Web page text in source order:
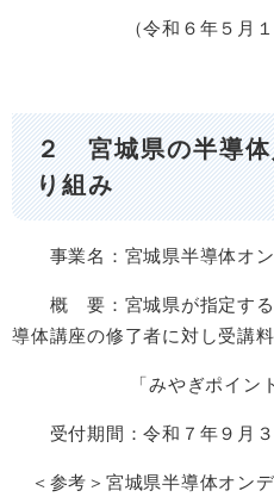
（令和６年５月１４
２ 宮城県の半導体
り組み
事業名：宮城県半導体オン
概 要：宮城県が指定する
導体講座の修了者に対し受講
「みやぎポイント」
受付期間：令和７年９月３
＜参考＞宮城県半導体オン